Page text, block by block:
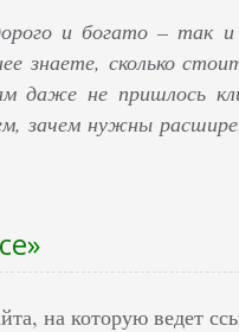
и богато – так
знаете, сколько
даже не пришлось
зачем нужны
на которую ведет